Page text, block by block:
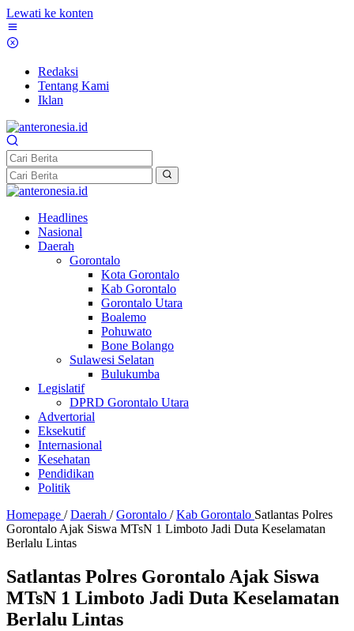
Lewati ke konten
Redaksi
Tentang Kami
Iklan
Headlines
Nasional
Daerah
Gorontalo
Kota Gorontalo
Kab Gorontalo
Gorontalo Utara
Boalemo
Pohuwato
Bone Bolango
Sulawesi Selatan
Bulukumba
Legislatif
DPRD Gorontalo Utara
Advertorial
Eksekutif
Internasional
Kesehatan
Pendidikan
Politik
Homepage / Daerah / Gorontalo / Kab Gorontalo Satlantas Polres
Gorontalo Ajak Siswa MTsN 1 Limboto Jadi Duta Keselamatan
Berlalu Lintas
Satlantas Polres Gorontalo Ajak Siswa
MTsN 1 Limboto Jadi Duta Keselamatan
Berlalu Lintas